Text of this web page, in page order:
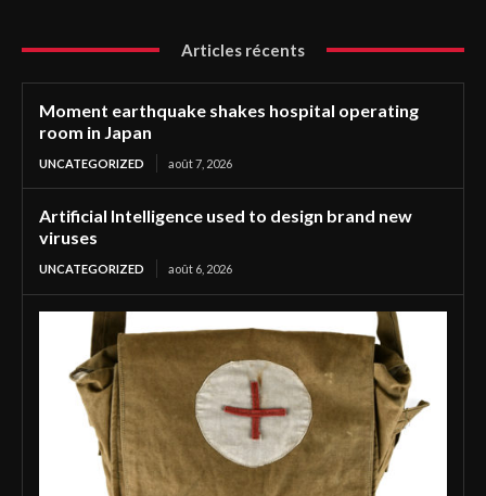
Articles récents
Moment earthquake shakes hospital operating
room in Japan
UNCATEGORIZED août 7, 2026
Artificial Intelligence used to design brand new
viruses
UNCATEGORIZED août 6, 2026